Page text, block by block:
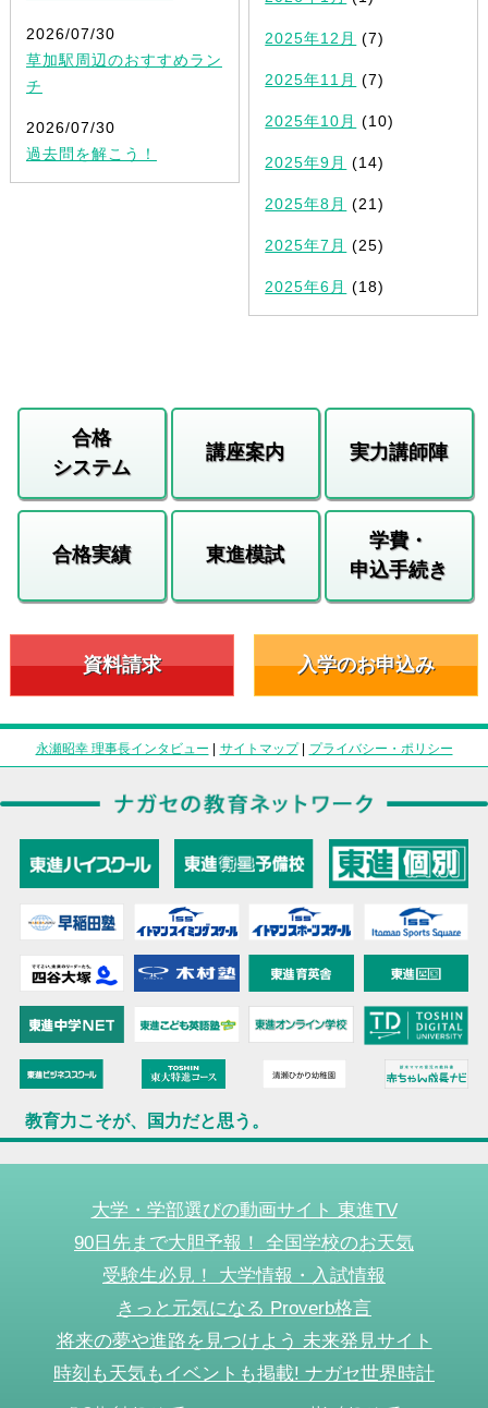
2026/07/30
草加駅周辺のおすすめラン
チ
2026/07/30
過去問を解こう！
2025年12月 (7)
2025年11月 (7)
2025年10月 (10)
2025年9月 (14)
2025年8月 (21)
2025年7月 (25)
2025年6月 (18)
合格
システム
講座案内 実力講師陣
合格実績 東進模試
学費・
申込手続き
資料請求 入学のお申込み
永瀬昭幸 理事長インタビュー | サイトマップ| プライバシー・ポリシー
教育力こそが、国力だと思う。
大学・学部選びの動画サイト 東進TV
90日先まで大胆予報！ 全国学校のお天気
受験生必見！ 大学情報・入試情報
きっと元気になる Proverb格言
将来の夢や進路を見つけよう 未来発見サイト
時刻も天気もイベントも掲載! ナガセ世界時計